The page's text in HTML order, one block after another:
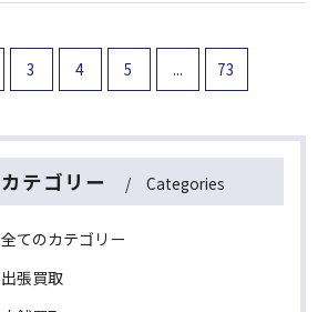
3 4 5 ... 73
カテゴリー Categories
全てのカテゴリー
出張買取